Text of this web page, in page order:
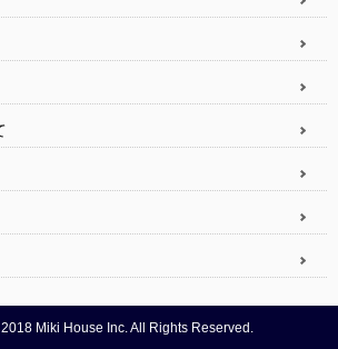
Miki House Inc. All Rights Reserved.